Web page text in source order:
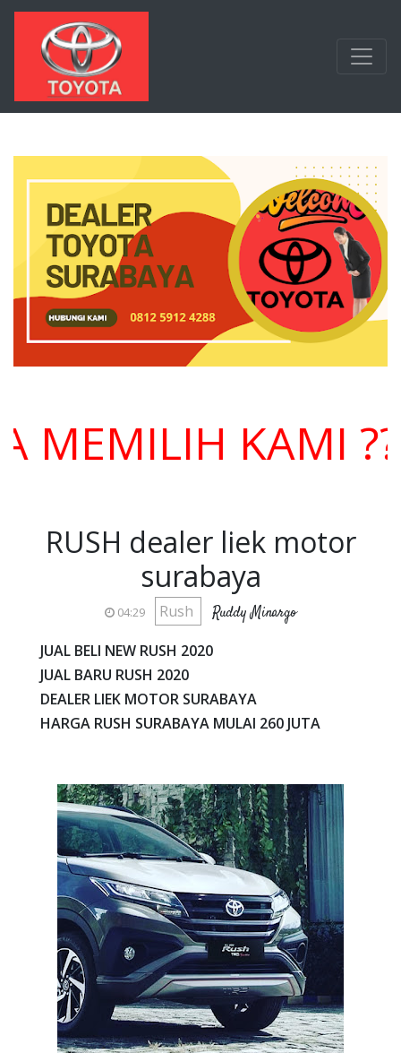
Langsung ke konten utama
KAMI ???
RUSH dealer liek motor
surabaya
04:29 Rush Ruddy Minargo
JUAL BELI NEW RUSH 2020
JUAL BARU RUSH 2020
DEALER LIEK MOTOR SURABAYA
HARGA RUSH SURABAYA MULAI 260 JUTA